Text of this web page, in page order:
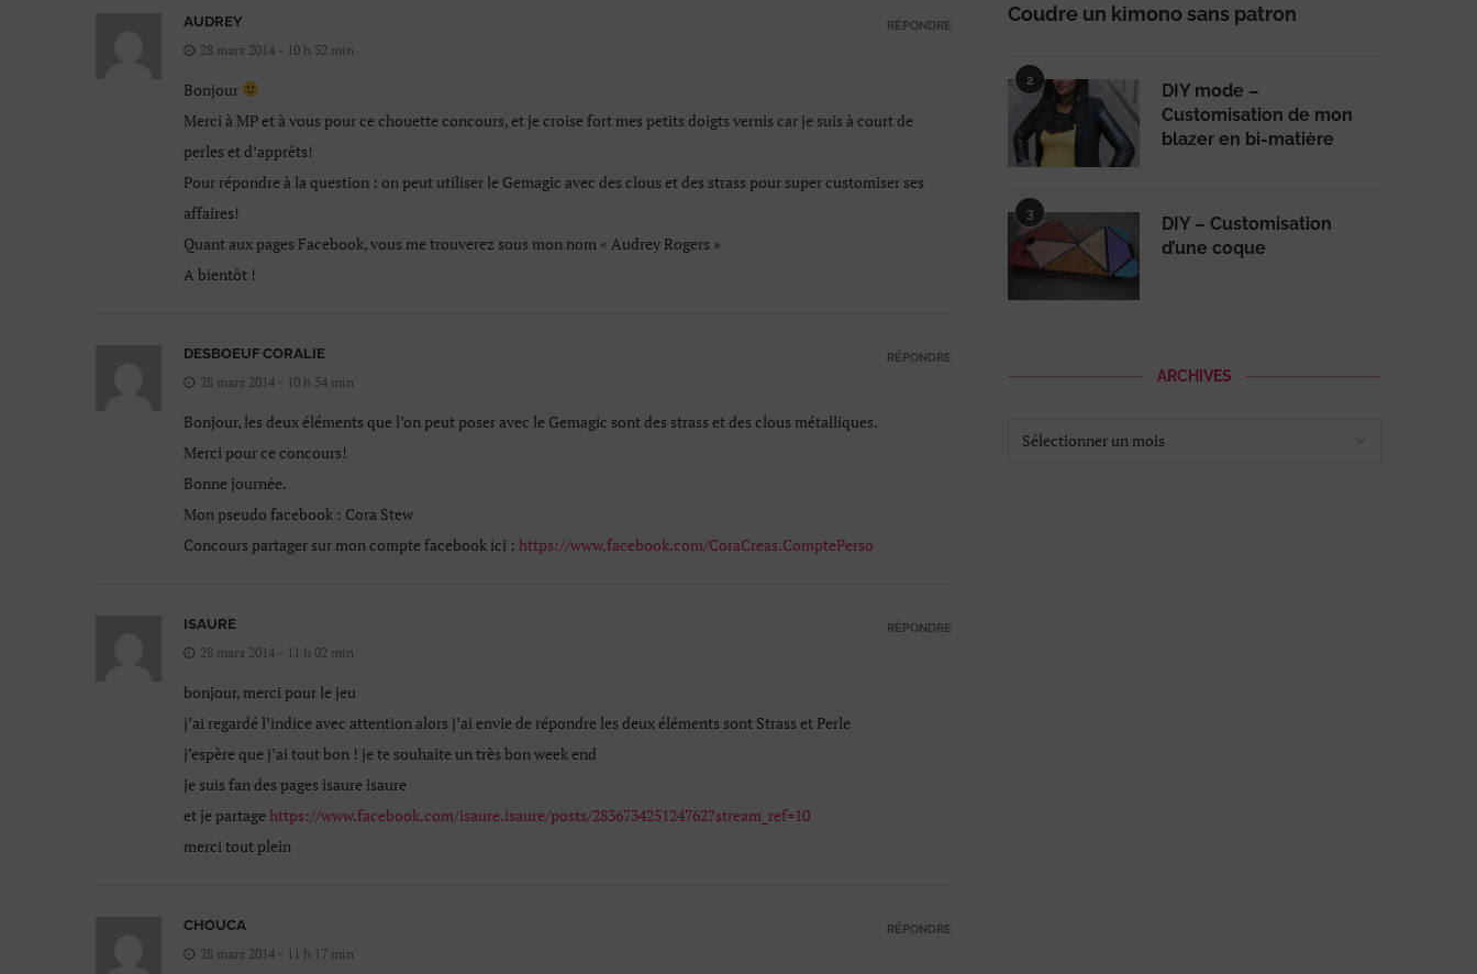
AUDREY
28 mars 2014 - 10 h 52 min
Bonjour
Merci à MP et à vous pour ce chouette concours, et je croise fort mes petits doigts vernis car je suis à court de
perles et d’apprêts!
Pour répondre à la question : on peut utiliser le Gemagic avec des clous et des strass pour super customiser ses
affaires!
Quant aux pages Facebook, vous me trouverez sous mon nom « Audrey Rogers »
A bientôt !
RÉPONDRE
DESBOEUF CORALIE
28 mars 2014 - 10 h 54 min
Bonjour, les deux éléments que l’on peut poser avec le Gemagic sont des strass et des clous métalliques.
Merci pour ce concours!
Bonne journée.
Mon pseudo facebook : Cora Stew
Concours partager sur mon compte facebook ici : https://www.facebook.com/CoraCreas.ComptePerso
RÉPONDRE
ISAURE
28 mars 2014 - 11 h 02 min
bonjour, merci pour le jeu
j’ai regardé l’indice avec attention alors j’ai envie de répondre les deux éléments sont Strass et Perle
j’espère que j’ai tout bon ! je te souhaite un très bon week end
je suis fan des pages isaure isaure
et je partage https://www.facebook.com/isaure.isaure/posts/283673425124762?stream_ref=10
merci tout plein
RÉPONDRE
CHOUCA
28 mars 2014 - 11 h 17 min
RÉPONDRE
Coudre un kimono sans patron
2
DIY mode –
Customisation de mon
blazer en bi-matière
3
DIY – Customisation
d’une coque
ARCHIVES